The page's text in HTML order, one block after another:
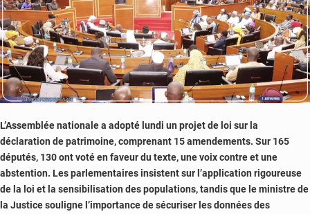
L’Assemblée nationale a adopté lundi un projet de loi sur la
déclaration de patrimoine, comprenant 15 amendements. Sur 165
députés, 130 ont voté en faveur du texte, une voix contre et une
abstention. Les parlementaires insistent sur l’application rigoureuse
de la loi et la sensibilisation des populations, tandis que le ministre de
la Justice souligne l’importance de sécuriser les données des